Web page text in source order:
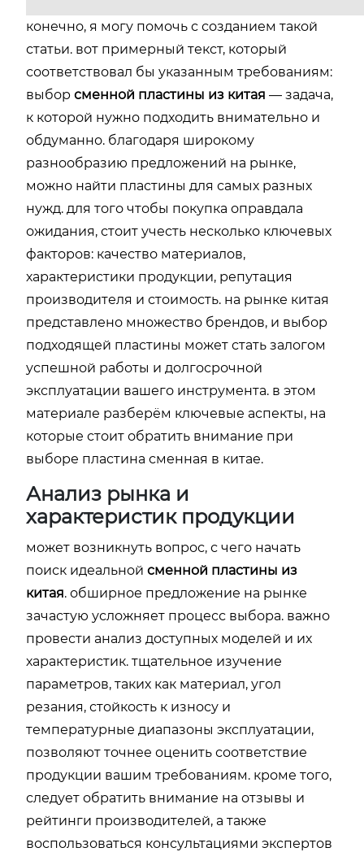
конечно, я могу помочь с созданием такой
статьи. вот примерный текст, который
соответствовал бы указанным требованиям:
выбор сменной пластины из китая — задача,
к которой нужно подходить внимательно и
обдуманно. благодаря широкому
разнообразию предложений на рынке,
можно найти пластины для самых разных
нужд. для того чтобы покупка оправдала
ожидания, стоит учесть несколько ключевых
факторов: качество материалов,
характеристики продукции, репутация
производителя и стоимость. на рынке китая
представлено множество брендов, и выбор
подходящей пластины может стать залогом
успешной работы и долгосрочной
эксплуатации вашего инструмента. в этом
материале разберём ключевые аспекты, на
которые стоит обратить внимание при
выборе пластина сменная в китае.
Анализ рынка и
характеристик продукции
может возникнуть вопрос, с чего начать
поиск идеальной сменной пластины из
китая. обширное предложение на рынке
зачастую усложняет процесс выбора. важно
провести анализ доступных моделей и их
характеристик. тщательное изучение
параметров, таких как материал, угол
резания, стойкость к износу и
температурные диапазоны эксплуатации,
позволяют точнее оценить соответствие
продукции вашим требованиям. кроме того,
следует обратить внимание на отзывы и
рейтинги производителей, а также
воспользоваться консультациями экспертов